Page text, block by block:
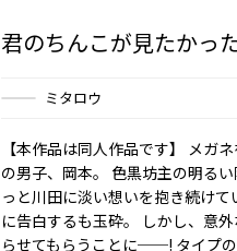
君のちんこが見たかっ
ミタロウ
【本作品は同人作品です】 メガ
の男子、岡本。 色黒坊主の明る
っと川田に淡い想いを抱き続け
に告白するも玉砕。 しかし、意
らせてもらうことに──! タイプ